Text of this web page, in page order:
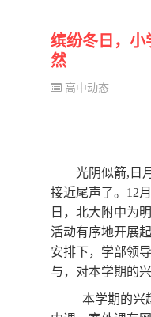
缤纷冬日，
然
高中动态
光阴似箭, 日
接近尾声了。 12月
日，北大附中为
活动有序地开展
安排下，学部领
与，对本学期的
本学期的兴